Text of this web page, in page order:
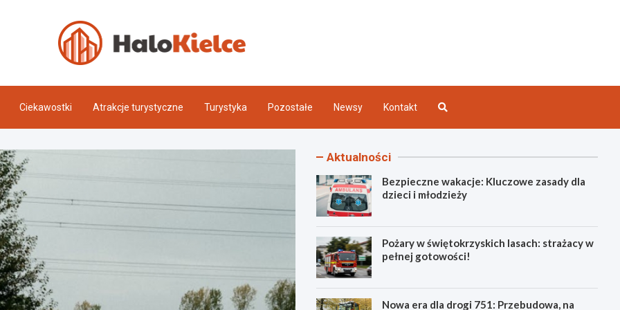
Ciekawostki Atrakcje turystyczne Turystyka Pozostałe Newsy Kontakt
Aktualności
Bezpieczne wakacje: Kluczowe zasady dla
dzieci i młodzieży
Pożary w świętokrzyskich lasach: strażacy w
pełnej gotowości!
Nowa era dla drogi 751: Przebudowa, na